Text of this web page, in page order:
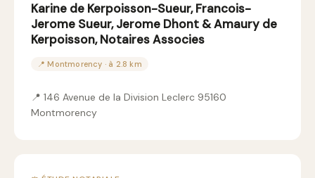
Karine de Kerpoisson-Sueur, Francois-
Jerome Sueur, Jerome Dhont & Amaury de
Kerpoisson, Notaires Associes
📍 Montmorency · à 2.8 km
📍 146 Avenue de la Division Leclerc 95160
Montmorency